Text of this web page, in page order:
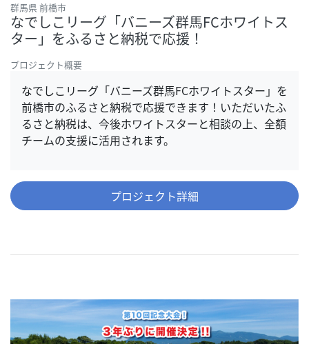
群馬県 前橋市
なでしこリーグ「バニーズ群馬FCホワイトス
ター」をふるさと納税で応援！
プロジェクト概要
なでしこリーグ「バニーズ群馬FCホワイトスター」を
前橋市のふるさと納税で応援できます！いただいたふ
るさと納税は、今後ホワイトスターと相談の上、全額
チームの支援に活用されます。
プロジェクト詳細